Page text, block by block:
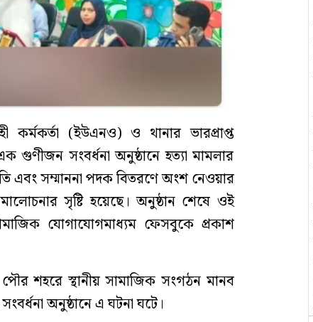
কর্মকর্তা (ইউএনও) ও থানার ভারপ্রাপ্ত
সংবর্ধনা অনুষ্ঠানে হত্যা মামলার
এবং সম্মাননা পদক বিতরণে অংশ নেওয়ার
সৃষ্টি হয়েছে। অনুষ্ঠান শেষে ওই
যোগাযোগমাধ্যম ফেসবুকে প্রকাশ
শহরে স্থানীয় সামাজিক সংগঠন মানব
অনুষ্ঠানে এ ঘটনা ঘটে।